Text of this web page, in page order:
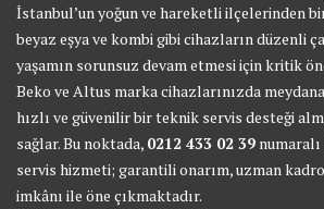
İstanbul’un yoğun ve hareketli ilçelerinden
beyaz eşya ve kombi gibi cihazların düzenli
yaşamın sorunsuz devam etmesi için kritik
Beko ve Altus marka cihazlarınızda
hızlı ve güvenilir bir teknik servis desteği
sağlar. Bu noktada, 0212 433 02 39
servis hizmeti; garantili onarım, uzman
imkânı ile öne çıkmaktadır.